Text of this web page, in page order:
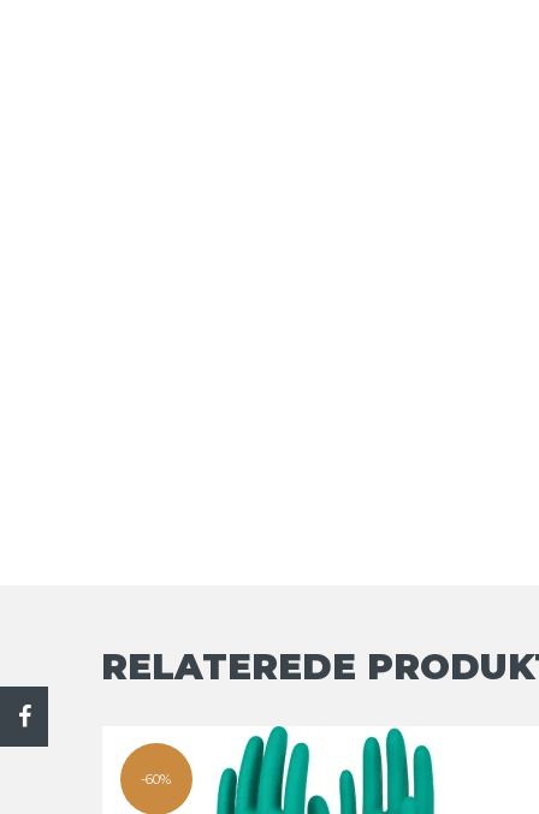
RELATEREDE
-60%